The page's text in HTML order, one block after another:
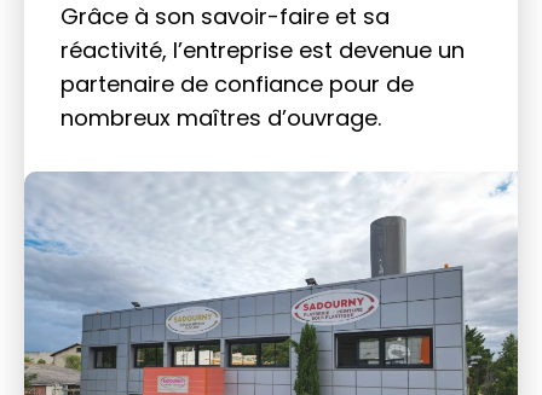
Grâce à son savoir-faire et sa
réactivité, l’entreprise est devenue un
partenaire de confiance pour de
nombreux maîtres d’ouvrage.